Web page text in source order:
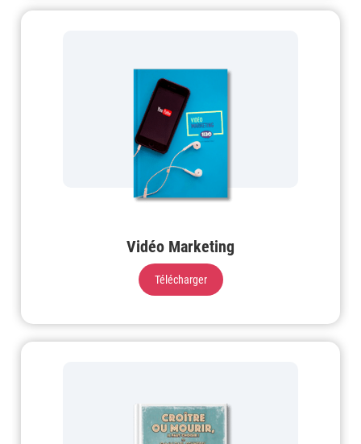
Vidéo Marketing
Télécharger